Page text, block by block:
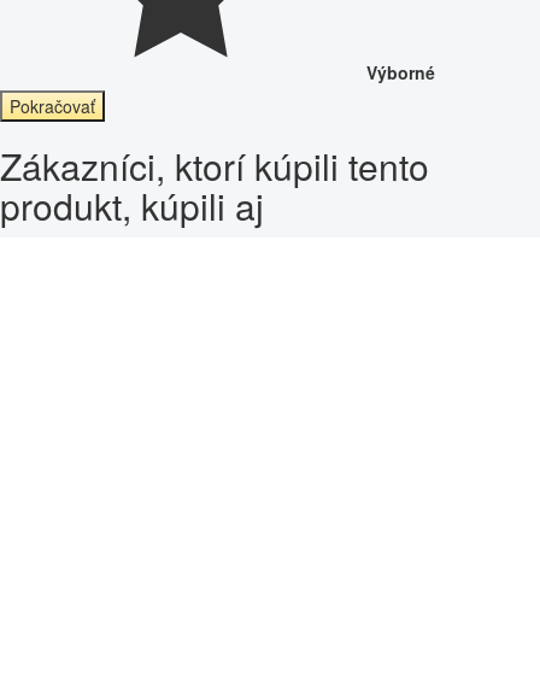
Výborné
Pokračovať
Zákazníci, ktorí kúpili tento
produkt, kúpili aj